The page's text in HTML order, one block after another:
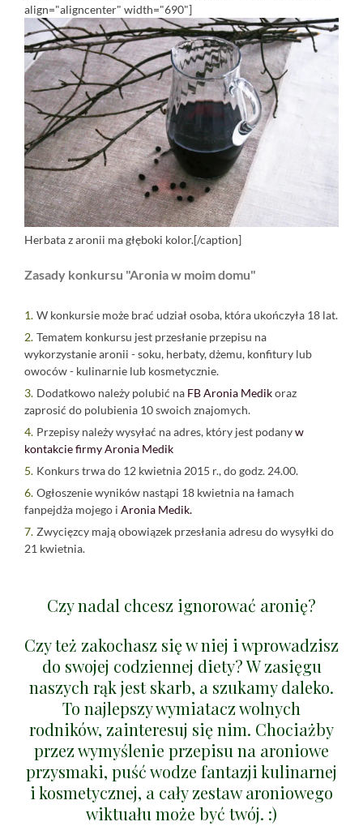
align="aligncenter" width="690"]
Herbata z aronii ma głęboki kolor.[/caption]
Zasady konkursu "Aronia w moim domu"
W konkursie może brać udział osoba, która ukończyła 18 lat.
Tematem konkursu jest przesłanie przepisu na
wykorzystanie aronii - soku, herbaty, dżemu, konfitury lub
owoców - kulinarnie lub kosmetycznie.
Dodatkowo należy polubić na FB Aronia Medikoraz
zaprosić do polubienia 10 swoich znajomych.
Przepisy należy wysyłać na adres, który jest podanyw
kontakcie firmy Aronia Medik
Konkurs trwa do 12 kwietnia 2015 r., do godz. 24.00.
Ogłoszenie wyników nastąpi 18 kwietnia na łamach
fanpejdża mojego i Aronia Medik.
Zwycięzcy mają obowiązek przesłania adresu do wysyłki do
21 kwietnia.
Czy nadal chcesz ignorować aronię?
Czy też zakochasz się w niej i wprowadzisz
do swojej codziennej diety? W zasięgu
naszych rąk jest skarb, a szukamy daleko.
To najlepszy wymiatacz wolnych
rodników, zainteresuj się nim. Chociażby
przez wymyślenie przepisu na aroniowe
przysmaki, puść wodze fantazji kulinarnej
i kosmetycznej, a cały zestaw aroniowego
wiktuału może być twój. :)